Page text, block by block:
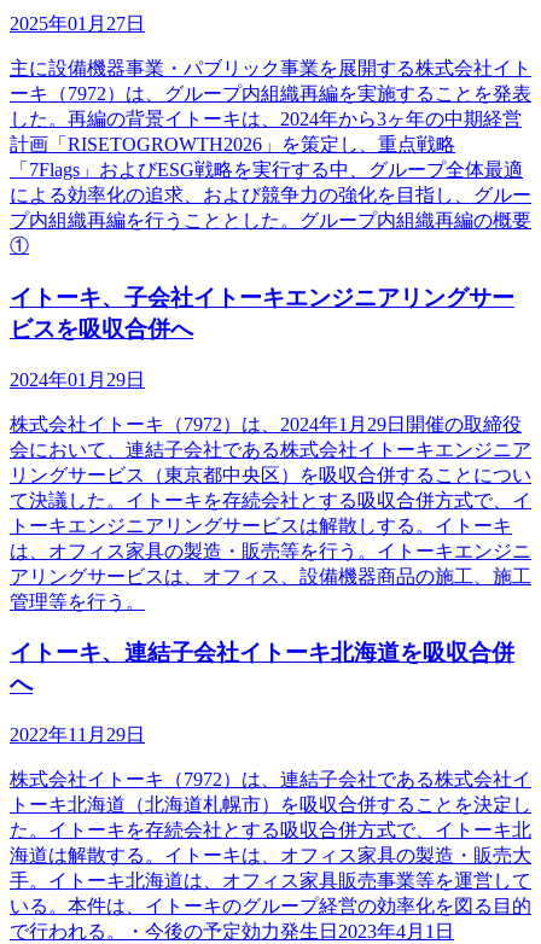
2025年01月27日
主に設備機器事業・パブリック事業を展開する株式会社イト
ーキ（7972）は、グループ内組織再編を実施することを発表
した。再編の背景イトーキは、2024年から3ヶ年の中期経営
計画「RISETOGROWTH2026」を策定し、重点戦略
「7Flags」およびESG戦略を実行する中、グループ全体最適
による効率化の追求、および競争力の強化を目指し、グルー
プ内組織再編を行うこととした。グループ内組織再編の概要
①
イトーキ、子会社イトーキエンジニアリングサー
ビスを吸収合併へ
2024年01月29日
株式会社イトーキ（7972）は、2024年1月29日開催の取締役
会において、連結子会社である株式会社イトーキエンジニア
リングサービス（東京都中央区）を吸収合併することについ
て決議した。イトーキを存続会社とする吸収合併方式で、イ
トーキエンジニアリングサービスは解散しする。イトーキ
は、オフィス家具の製造・販売等を行う。イトーキエンジニ
アリングサービスは、オフィス、設備機器商品の施工、施工
管理等を行う。
イトーキ、連結子会社イトーキ北海道を吸収合併
へ
2022年11月29日
株式会社イトーキ（7972）は、連結子会社である株式会社イ
トーキ北海道（北海道札幌市）を吸収合併することを決定し
た。イトーキを存続会社とする吸収合併方式で、イトーキ北
海道は解散する。イトーキは、オフィス家具の製造・販売大
手。イトーキ北海道は、オフィス家具販売事業等を運営して
いる。本件は、イトーキのグループ経営の効率化を図る目的
で行われる。・今後の予定効力発生日2023年4月1日